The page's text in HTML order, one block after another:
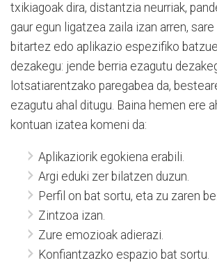
txikiagoak dira, distantzia neurriak,
gaur egun ligatzea zaila izan arren,
bitartez edo aplikazio espezifiko
dezakegu: jende berria ezagutu
lotsatiarentzako paregabea da,
ezagutu ahal ditugu. Baina hemen ere
kontuan izatea komeni da:
Aplikaziorik egokiena erabili.
Argi eduki zer bilatzen duzun.
Perfil on bat sortu, eta zu zaren
Zintzoa izan.
Zure emozioak adierazi.
Konfiantzazko espazio bat sortu.